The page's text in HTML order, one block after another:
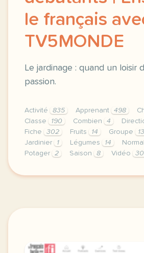
le français
TV5MONDE
Le jardinage : quand un loisir
passion.
Activité 835 Apprenant 498
Classe
190 Combien 4
Fiche
302 Fruits 14 Groupe
Jardinier
1 Légumes 14 Normal
Potager
2 Saison 8 Vidéo
didomi host didomi